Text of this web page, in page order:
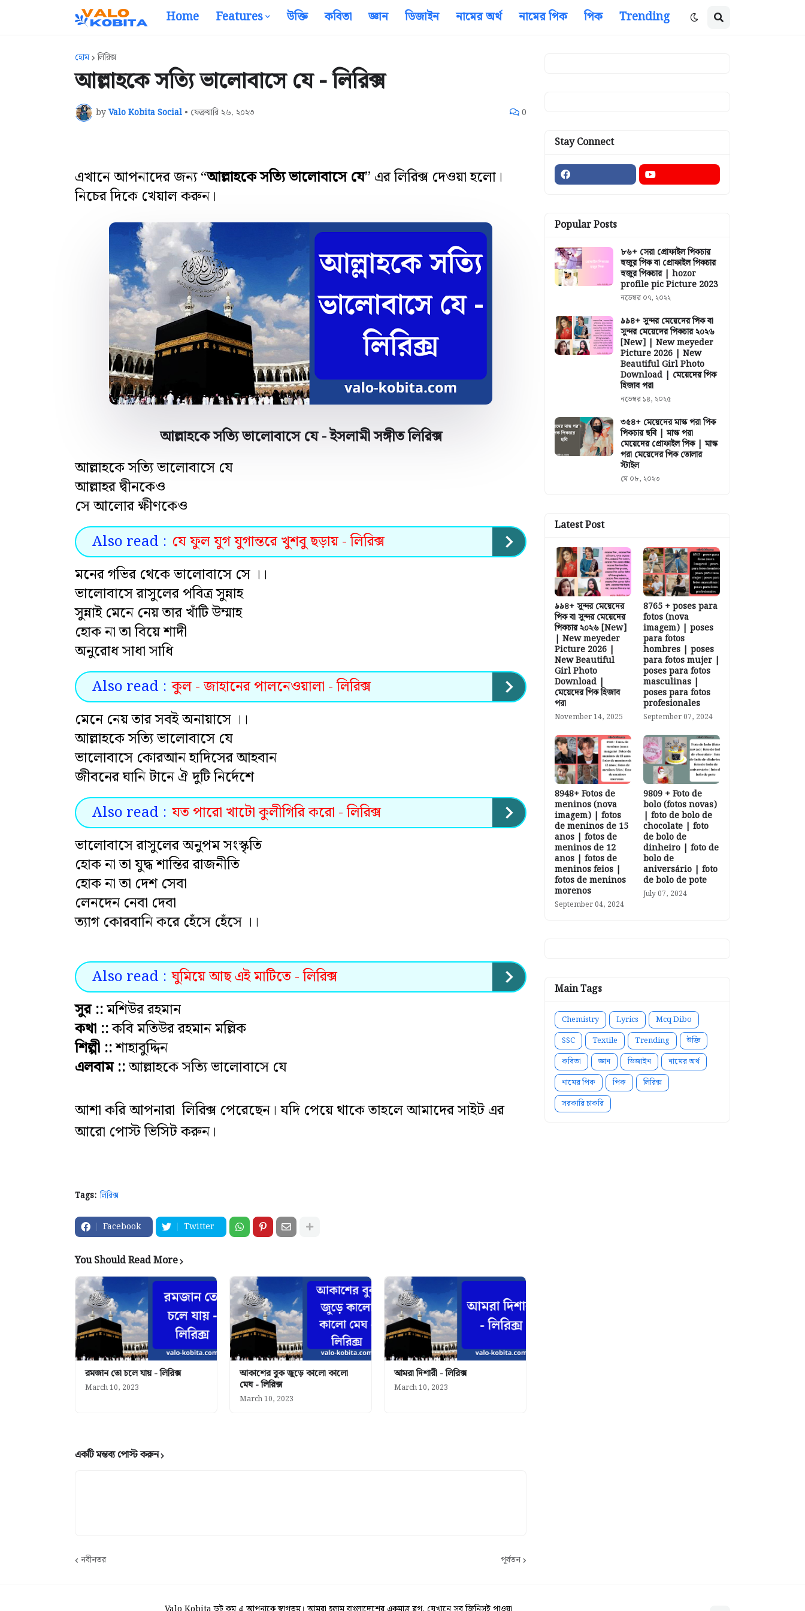
Home Features উক্তি কবিতা জ্ঞান ডিজাইন নামের অর্থ নামের পিক পিক Trending
হোম লিরিক্স
আল্লাহকে সত্যি ভালোবাসে যে - লিরিক্স
byValo Kobita Social • ফেব্রুয়ারি ২৬, ২০২৩ 0
এখানে আপনাদের জন্য “আল্লাহকে সত্যি ভালোবাসে যে” এর লিরিক্স দেওয়া হলো।
নিচের দিকে খেয়াল করুন।
আল্লাহকে সত্যি ভালোবাসে যে - ইসলামী সঙ্গীত লিরিক্স
আল্লাহকে সত্যি ভালোবাসে যে
আল্লাহর দ্বীনকেও
সে আলোর ক্ষীণকেও
Also read : যে ফুল যুগ যুগান্তরে খুশবু ছড়ায় - লিরিক্স
মনের গভির থেকে ভালোবাসে সে ।।
ভালোবাসে রাসুলের পবিত্র সুন্নাহ
সুন্নাই মেনে নেয় তার খাঁটি উম্মাহ
হোক না তা বিয়ে শাদী
অনুরোধ সাধা সাধি
Also read : কুল - জাহানের পালনেওয়ালা - লিরিক্স
মেনে নেয় তার সবই অনায়াসে ।।
আল্লাহকে সত্যি ভালোবাসে যে
ভালোবাসে কোরআন হাদিসের আহবান
জীবনের ঘানি টানে ঐ দুটি নির্দেশে
Also read : যত পারো খাটো কুলীগিরি করো - লিরিক্স
ভালোবাসে রাসুলের অনুপম সংস্কৃতি
হোক না তা যুদ্ধ শান্তির রাজনীতি
হোক না তা দেশ সেবা
লেনদেন নেবা দেবা
ত্যাগ কোরবানি করে হেঁসে হেঁসে ।।
Also read : ঘুমিয়ে আছ এই মাটিতে - লিরিক্স
সুর ::মশিউর রহমান
কথা ::কবি মতিউর রহমান মল্লিক
শিল্পী ::শাহাবুদ্দিন
এলবাম ::আল্লাহকে সত্যি ভালোবাসে যে
আশা করি আপনারা লিরিক্স পেরেছেন। যদি পেয়ে থাকে তাহলে আমাদের সাইট এর
আরো পোস্ট ভিসিট করুন।
Tags: লিরিক্স
Facebook Twitter
You Should Read More
রমজান তো চলে যায় - লিরিক্স
March 10, 2023
আকাশের বুক জুড়ে কালো কালো
মেঘ - লিরিক্স
March 10, 2023
আমরা দিশারী - লিরিক্স
March 10, 2023
একটি মন্তব্য পোস্ট করুন
নবীনতর পূর্বতন
Stay Connect
Popular Posts
৮৬+ সেরা প্রোফাইল পিকচার
হুজুর পিক বা প্রোফাইল পিকচার
হুজুর পিকচার | hozor
profile pic Picture 2023
নভেম্বর ০৭, ২০২২
৯৯৪+ সুন্দর মেয়েদের পিক বা
সুন্দর মেয়েদের পিকচার ২০২৬
[New] | New meyeder
Picture 2026 | New
Beautiful Girl Photo
Download | মেয়েদের পিক
হিজাব পরা
নভেম্বর ১৪, ২০২৫
৩৫৪+ মেয়েদের মাস্ক পরা পিক
পিকচার ছবি | মাস্ক পরা
মেয়েদের প্রোফাইল পিক | মাস্ক
পরা মেয়েদের পিক তোলার
স্টাইল
মে ০৮, ২০২৩
Latest Post
৯৯৪+ সুন্দর মেয়েদের
পিক বা সুন্দর মেয়েদের
পিকচার ২০২৬ [New]
| New meyeder
Picture 2026 |
New Beautiful
Girl Photo
Download |
মেয়েদের পিক হিজাব
পরা
November 14, 2025
8765 + poses para
fotos (nova
imagem) | poses
para fotos
hombres | poses
para fotos mujer |
poses para fotos
masculinas |
poses para fotos
profesionales
September 07, 2024
8948+ Fotos de
meninos (nova
imagem) | fotos
de meninos de 15
anos | fotos de
meninos de 12
anos | fotos de
meninos feios |
fotos de meninos
morenos
September 04, 2024
9809 + Foto de
bolo (fotos novas)
| foto de bolo de
chocolate | foto
de bolo de
dinheiro | foto de
bolo de
aniversário | foto
de bolo de pote
July 07, 2024
Main Tags
Chemistry Lyrics
Mcq Dibo
SSC
Textile Trending
উক্তি
কবিতা
জ্ঞান ডিজাইন
নামের অর্থ
নামের পিক
পিক
লিরিক্স
সরকারি চাকরি